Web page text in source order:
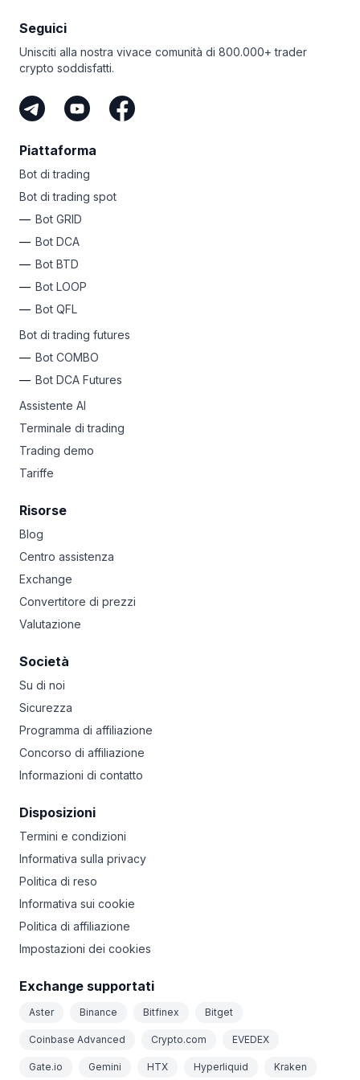
e ordini smart illimitati. Per non parlare dei futures, trailing
e del Take Profit per tutti i bot. Niente più FOMO: questo
piano ti consente di trarre profitto da ogni opportunità!
semplice per automatizzare i tuoi profitti. Perché non
iscriverti oggi e scatenare la tua anima crypto
Seguici
Unisciti alla nostra vivace comunità di 800.000+ trader
crypto soddisfatti.
Piattaforma
Bot di trading
Bot di trading spot
Bot GRID
Bot DCA
Bot BTD
Bot LOOP
Bot QFL
Bot di trading futures
Bot COMBO
Bot DCA Futures
Assistente AI
Terminale di trading
Trading demo
Tariffe
Risorse
Blog
Centro assistenza
Exchange
Convertitore di prezzi
Valutazione
Società
Su di noi
Sicurezza
Programma di affiliazione
Concorso di affiliazione
Informazioni di contatto
Disposizioni
Termini e condizioni
Informativa sulla privacy
Politica di reso
Informativa sui cookie
Politica di affiliazione
Impostazioni dei cookies
Exchange supportati
Aster Binance Bitfinex Bitget
Coinbase Advanced Crypto.com EVEDEX
Gate.io Gemini HTX Hyperliquid Kraken